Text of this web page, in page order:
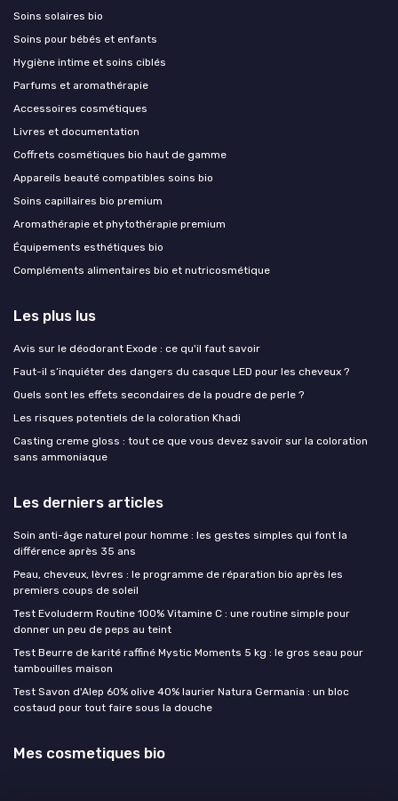
Soins solaires bio
Soins pour bébés et enfants
Hygiène intime et soins ciblés
Parfums et aromathérapie
Accessoires cosmétiques
Livres et documentation
Coffrets cosmétiques bio haut de gamme
Appareils beauté compatibles soins bio
Soins capillaires bio premium
Aromathérapie et phytothérapie premium
Équipements esthétiques bio
Compléments alimentaires bio et nutricosmétique
Les plus lus
Avis sur le déodorant Exode : ce qu'il faut savoir
Faut-il s’inquiéter des dangers du casque LED pour les cheveux ?
Quels sont les effets secondaires de la poudre de perle ?
Les risques potentiels de la coloration Khadi
Casting creme gloss : tout ce que vous devez savoir sur la coloration
sans ammoniaque
Les derniers articles
Soin anti-âge naturel pour homme : les gestes simples qui font la
différence après 35 ans
Peau, cheveux, lèvres : le programme de réparation bio après les
premiers coups de soleil
Test Evoluderm Routine 100% Vitamine C : une routine simple pour
donner un peu de peps au teint
Test Beurre de karité raffiné Mystic Moments 5 kg : le gros seau pour
tambouilles maison
Test Savon d'Alep 60% olive 40% laurier Natura Germania : un bloc
costaud pour tout faire sous la douche
Mes cosmetiques bio